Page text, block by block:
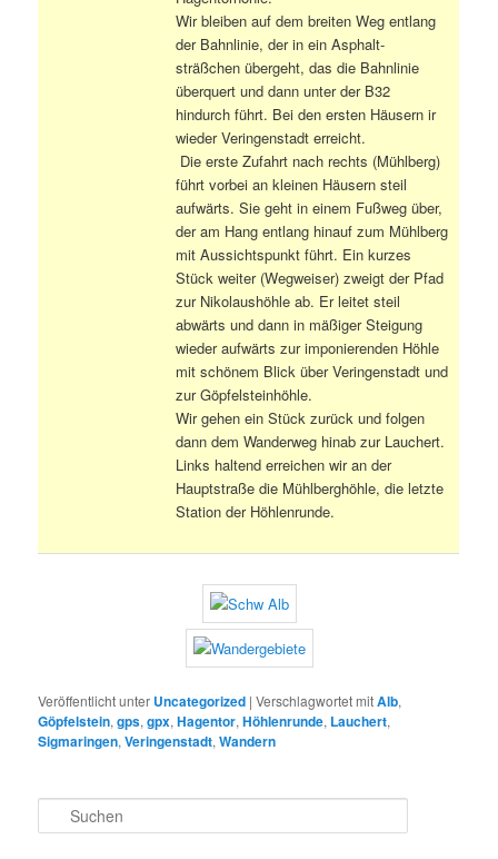
Wir bleiben auf dem breiten Weg entlang
der Bahnlinie, der in ein Asphalt-
sträßchen übergeht, das die Bahnlinie
überquert und dann unter der B32
hindurch führt. Bei den ersten Häusern ir
wieder Veringenstadt erreicht.
Die erste Zufahrt nach rechts (Mühlberg)
führt vorbei an kleinen Häusern steil
aufwärts. Sie geht in einem Fußweg über,
der am Hang entlang hinauf zum Mühlberg
mit Aussichtspunkt führt. Ein kurzes
Stück weiter (Wegweiser) zweigt der Pfad
zur Nikolaushöhle ab. Er leitet steil
abwärts und dann in mäßiger Steigung
wieder aufwärts zur imponierenden Höhle
mit schönem Blick über Veringenstadt und
zur Göpfelsteinhöhle.
Wir gehen ein Stück zurück und folgen
dann dem Wanderweg hinab zur Lauchert.
Links haltend erreichen wir an der
Hauptstraße die Mühlberghöhle, die letzte
Station der Höhlenrunde.
Veröffentlicht unter Uncategorized |Verschlagwortet mitAlb,
Göpfelstein,gps,gpx,Hagentor,Höhlenrunde, Lauchert,
Sigmaringen,Veringenstadt,Wandern
u